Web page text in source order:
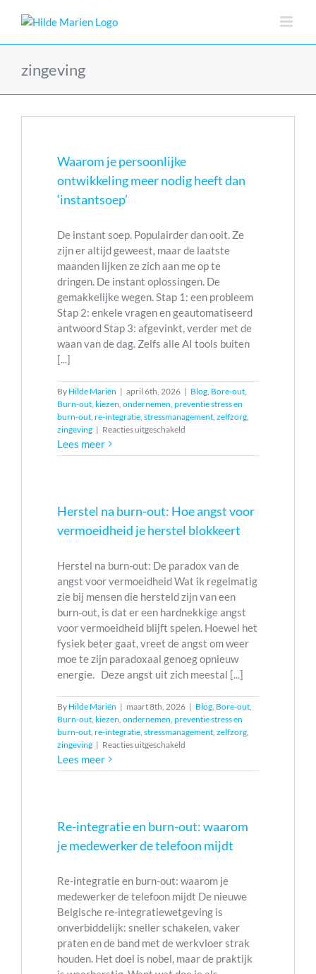
zingeving
Waarom je persoonlijke
ontwikkeling meer nodig heeft dan
‘instantsoep’
De instant soep. Populairder dan ooit. Ze
zijn er altijd geweest, maar de laatste
maanden lijken ze zich aan me op te
dringen. De instant oplossingen. De
gemakkelijke wegen. Stap 1: een probleem
Stap 2: enkele vragen en geautomatiseerd
antwoord Stap 3: afgevinkt, verder met de
waan van de dag. Zelfs alle AI tools buiten
[...]
By Hilde Mariën | april 6th, 2026 | Blog, Bore-out,
Burn-out, kiezen, ondernemen, preventie stress en
burn-out, re-integratie, stressmanagement, zelfzorg,
zingeving | Reacties uitgeschakeld
je
heeft
dan
Lees meer
Herstel na burn-out: Hoe angst voor
vermoeidheid je herstel blokkeert
Herstel na burn-out: De paradox van de
angst voor vermoeidheid Wat ik regelmatig
zie bij mensen die hersteld zijn van een
burn-out, is dat er een hardnekkige angst
voor vermoeidheid blijft spelen. Hoewel het
fysiek beter gaat, vreet de angst om weer
moe te zijn paradoxaal genoeg opnieuw
energie. Deze angst uit zich meestal [...]
By Hilde Mariën | maart 8th, 2026 | Blog, Bore-out,
Burn-out, kiezen, ondernemen, preventie stress en
burn-out, re-integratie, stressmanagement, zelfzorg,
zingeving | Reacties uitgeschakeld
na
angst
voor
vermoeidheid
blokkeert
Lees meer
Re-integratie en burn-out: waarom
je medewerker de telefoon mijdt
Re-integratie en burn-out: waarom je
medewerker de telefoon mijdt De nieuwe
Belgische re-integratiewetgeving is
onverbiddelijk: sneller schakelen, vaker
praten en de band met de werkvloer strak
houden. Het doel is nobel, maar de praktijk